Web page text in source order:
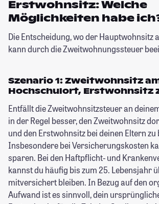
Erstwohnsitz: Welche
Möglichkeiten habe
Die Entscheidung, wo der Hauptwohnsitz
kann durch die Zweitwohnungssteuer
Szenario 1: Zweitwohnsitz
Hochschulort, Erstwohnsitz
Entfällt die Zweitwohnsitzsteuer an
in der Regel besser, den Zweitwohnsitz
und den Erstwohnsitz bei deinen Eltern zu
Insbesondere bei Versicherungskosten
sparen. Bei den Haftpflicht-und
kannst du häufig bis zum 25. Lebensjahr
mitversichert bleiben. In Bezug auf den
Aufwand ist es sinnvoll, dein